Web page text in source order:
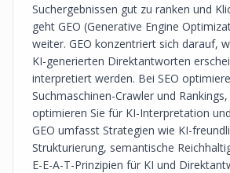
Suchergebnissen gut zu ranken und
geht GEO (Generative Engine
weiter. GEO konzentriert sich darauf,
KI-generierten Direktantworten
interpretiert werden. Bei SEO
Suchmaschinen-Crawler und Rankings,
optimieren Sie für KI-Interpretation
GEO umfasst Strategien wie KI-
Strukturierung, semantische
E-E-A-T-Prinzipien für KI und